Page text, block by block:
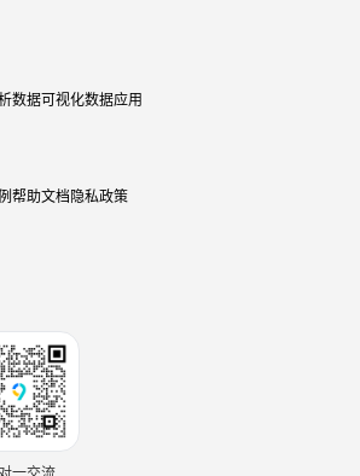
数据可视化数据应用
帮助文档隐私政策
一交流